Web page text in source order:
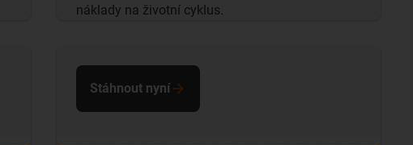
náklady na životní cyklus.
Stáhnout nyní